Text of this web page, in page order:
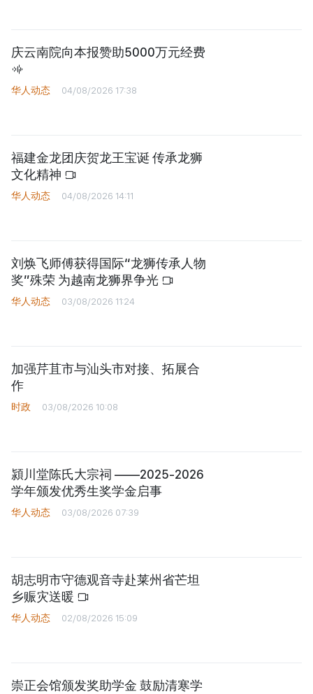
庆云南院向本报赞助5000万元经费
华人动态 04/08/2026 17:38
福建金龙团庆贺龙王宝诞 传承龙狮
文化精神
华人动态 04/08/2026 14:11
刘焕飞师傅获得国际“龙狮传承人物
奖”殊荣 为越南龙狮界争光
华人动态 03/08/2026 11:24
加强芹苴市与汕头市对接、拓展合
作
时政 03/08/2026 10:08
潁川堂陈氏大宗祠 ——2025-2026
学年颁发优秀生奖学金启事
华人动态 03/08/2026 07:39
胡志明市守德观音寺赴莱州省芒坦
乡赈灾送暖
华人动态 02/08/2026 15:09
崇正会馆颁发奖助学金 鼓励清寒学